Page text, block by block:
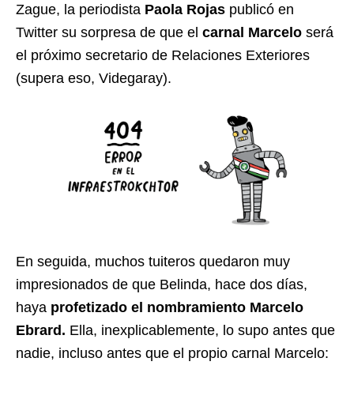
Zague, la periodista Paola Rojas publicó en
Twitter su sorpresa de que el carnal Marcelo será
el próximo secretario de Relaciones Exteriores
(supera eso, Videgaray).
En seguida, muchos tuiteros quedaron muy
impresionados de que Belinda, hace dos días,
haya profetizado el nombramiento Marcelo
Ebrard. Ella, inexplicablemente, lo supo antes que
nadie, incluso antes que el propio carnal Marcelo: